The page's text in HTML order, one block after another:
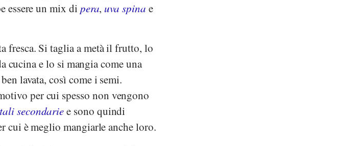
essere un mix di pera, uva spina e
fresca. Si taglia a metà il frutto, lo
cucina e lo si mangia come una
lavata, così come i semi.
per cui spesso non vengono
secondariee sono quindi
cui è meglio mangiarle anche loro.